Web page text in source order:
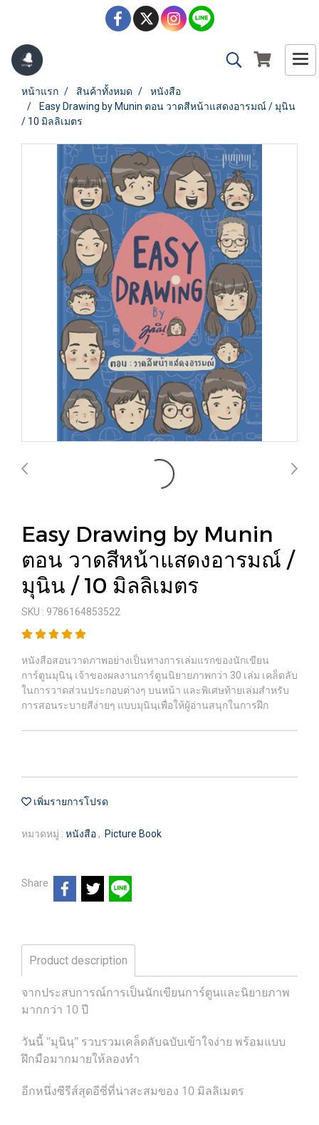
หน้าแรก สินค้าทั้งหมด
หนังสือ
Easy Drawing by Munin ตอน วาดสีหน้าแสดงอารมณ์ / มุนิน
/ 10 มิลลิเมตร
Easy Drawing by Munin
ตอน วาดสีหน้าแสดงอารมณ์ /
มุนิน / 10 มิลลิเมตร
SKU : 9786164853522
หนังสือสอนวาดภาพอย่างเป็นทางการเล่มแรกของนักเขียน
การ์ตูนมุนินฺ เจ้าของผลงานการ์ตูนนิยายภาพกว่า 30 เล่ม เคล็ดลับ
ในการวาดส่วนประกอบต่างๆ บนหน้า และพิเศษท้ายเล่มสำหรับ
การสอนระบายสีง่ายๆ แบบมุนินฺเพื่อให้ผู้อ่านสนุกในการฝึก
เพิ่มรายการโปรด
หมวดหมู่ : หนังสือ , Picture Book
Share
Product description
จากประสบการณ์การเป็นนักเขียนการ์ตูนและนิยายภาพ
มากกว่า 10 ปี
วันนี้ "มุนินฺ" รวบรวมเคล็ดลับฉบับเข้าใจง่าย พร้อมแบบ
ฝึกมือมากมายให้ลองทำ
อีกหนึ่งซีรีส์สุดอีซี่ที่น่าสะสมของ 10 มิลลิเมตร